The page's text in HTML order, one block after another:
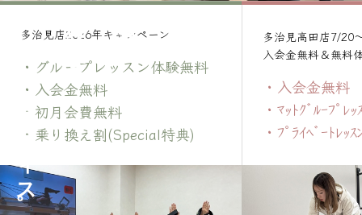
姿勢を整え、
身体を変える。
マシンピラティス。
2026.04.05 ウェブサイトリニューアル
ウェブサイトリニューアル
多治見店2026年キャンペーン
・グループレッスン体験無料
・入会金無料
・初月会費無料
・乗り換え割(Special特典)
多治見高田店7/20
入会金無料＆無料
・入会金無料
・ﾏｯﾄｸﾞﾙｰﾌﾟﾚ
・ﾌﾟﾗｲﾍﾞｰﾄﾚｯ